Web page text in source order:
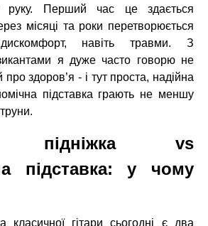
руку. Перший час це здається
місяці та роки перетворюється
навіть травми. З
я дуже часто говорю не
здоров’я - і тут проста, надійна
підставка грають не меншу
підніжка vs
підставка: у чому
класичної гітари сьогодні є два